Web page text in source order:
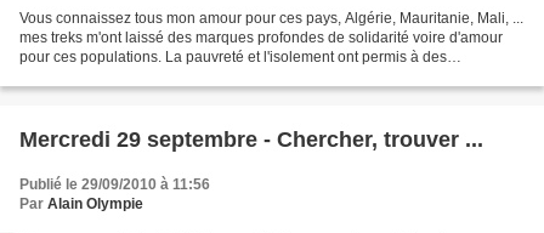
Vous connaissez tous mon amour pour ces pays, Algérie, Mauritanie, Mali, ...
mes treks m'ont laissé des marques profondes de solidarité voire d'amour
pour ces populations. La pauvreté et l'isolement ont permis à des
Mercredi 29 septembre - Chercher, trouver ...
Publié le 29/09/2010 à 11:56
Par Alain Olympie